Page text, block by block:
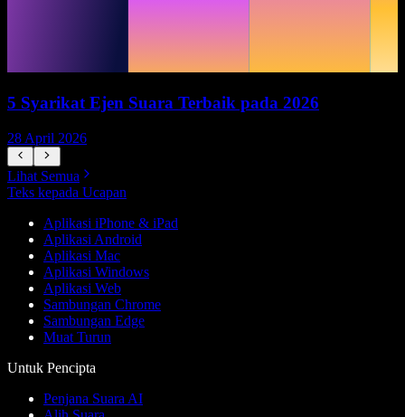
5 Syarikat Ejen Suara Terbaik pada 2026
28 April 2026
Lihat Semua
Teks kepada Ucapan
Aplikasi iPhone & iPad
Aplikasi Android
Aplikasi Mac
Aplikasi Windows
Aplikasi Web
Sambungan Chrome
Sambungan Edge
Muat Turun
Untuk Pencipta
Penjana Suara AI